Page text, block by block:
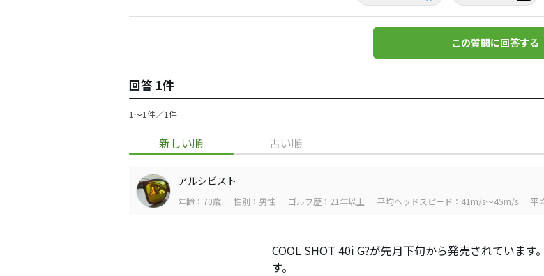
この質問に回答する
回答 1件
1〜1件／1件
新しい順 古い順
アルシビスト
年齢：70歳 性別：男性 ゴルフ歴：21年以上 平均ヘッドスピード：41m/s～45m/s 平
COOL SHOT 40i G?が先月下旬から発売されていま
す。